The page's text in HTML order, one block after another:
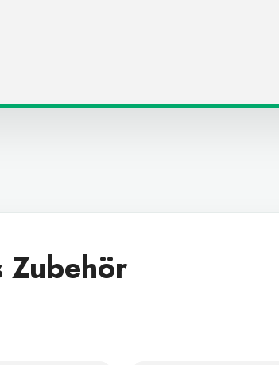
Zubehör